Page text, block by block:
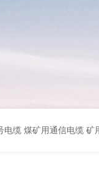
YCW橡胶电缆3*10+1*6 船用橡套软电缆CEFR-3*2.5 煤矿用移动橡套软电缆